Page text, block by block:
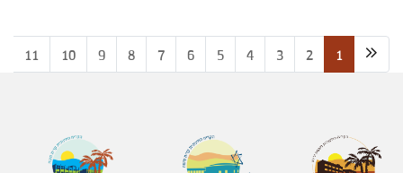
1
2
3
4
5
6
7
8
9
10
11